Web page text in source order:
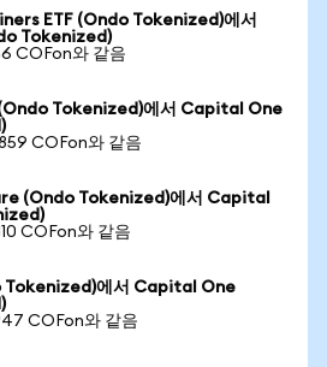
ETF (Ondo Tokenized)에서
Tokenized)
COFon와 같음
Tokenized)에서 Capital One
COFon와 같음
(Ondo Tokenized)에서 Capital
COFon와 같음
에서 Capital One
COFon와 같음